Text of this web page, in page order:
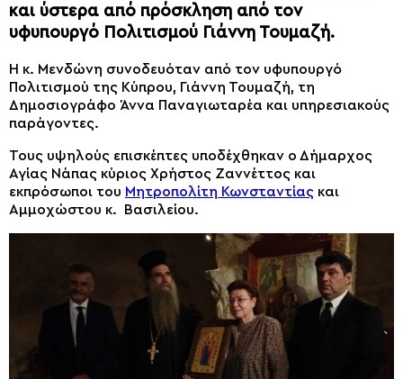
και ύστερα από πρόσκληση από τον
υφυπουργό Πολιτισμού Γιάννη Τουμαζή.
Η κ. Μενδώνη συνοδευόταν από τον υφυπουργό
Πολιτισμού της Κύπρου, Γιάννη Τουμαζή, τη
Δημοσιογράφο Άννα Παναγιωταρέα και υπηρεσιακούς
παράγοντες.
Τους υψηλούς επισκέπτες υποδέχθηκαν ο Δήμαρχος
Αγίας Νάπας κύριος Χρήστος Ζαννέττος και
εκπρόσωποι του Μητροπολίτη Κωνσταντίας και
Αμμοχώστου κ. Βασιλείου.